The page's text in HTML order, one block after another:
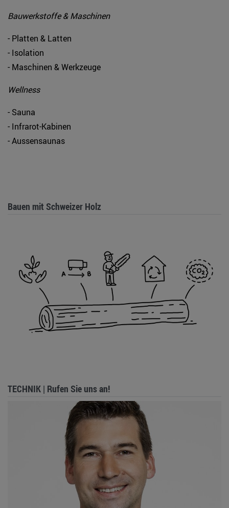
Bauwerkstoffe & Maschinen
- Platten & Latten
- Isolation
- Maschinen & Werkzeuge
Wellness
- Sauna
- Infrarot-Kabinen
- Aussensaunas
Bauen mit Schweizer Holz
TECHNIK | Rufen Sie uns an!